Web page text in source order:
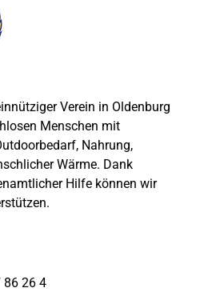
Verein in Oldenburg
Menschen mit
Nahrung,
Wärme. Dank
Hilfe können wir
86 26 4